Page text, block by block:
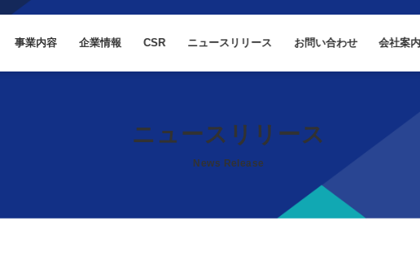
事業内容 企業情報 CSR ニュースリリース お問い合わせ 会社案内
ニュースリリース
News Release